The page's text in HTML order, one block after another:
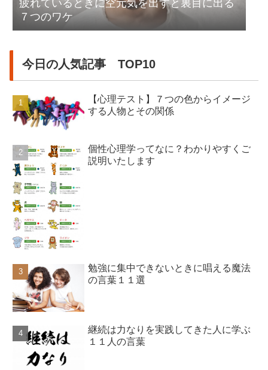
疲れているときに空元気を出すと裏目に出る
７つのワケ
今日の人気記事 TOP10
【心理テスト】７つの色からイメージ
する人物とその関係
個性心理学ってなに？わかりやすくご
説明いたします
勉強に集中できないときに唱える魔法
の言葉１１選
継続は力なりを実践してきた人に学ぶ
１１人の言葉